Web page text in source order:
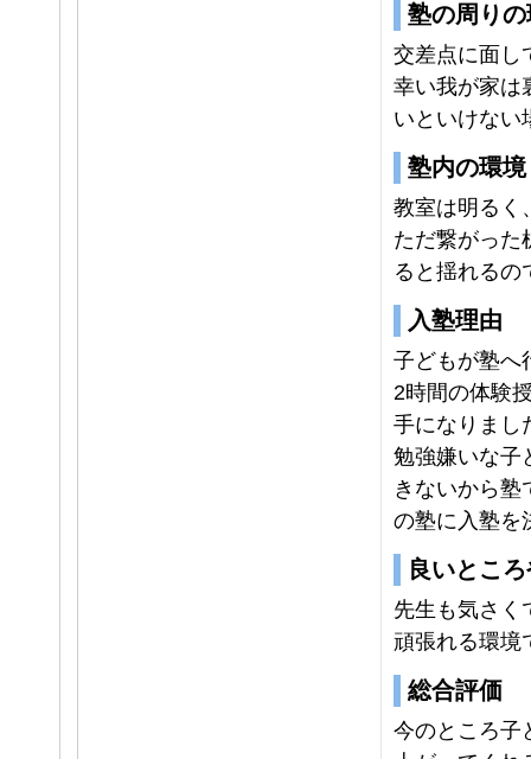
塾の周り
交差点に面し
幸い我が家は
いといけない
塾内の環境
教室は明るく
ただ繋がった
ると揺れるの
入塾理由
子どもが塾へ
2時間の体験
手になりまし
勉強嫌いな子
きないから
の塾に入塾を
良いとこ
先生も気さく
頑張れる環境
総合評価
今のところ子